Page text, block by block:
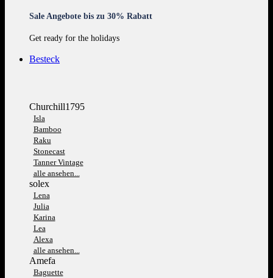
Sale Angebote bis zu 30% Rabatt
Get ready for the holidays
Besteck
Churchill1795
Isla
Bamboo
Raku
Stonecast
Tanner Vintage
alle ansehen...
solex
Lena
Julia
Karina
Lea
Alexa
alle ansehen...
Amefa
Baguette